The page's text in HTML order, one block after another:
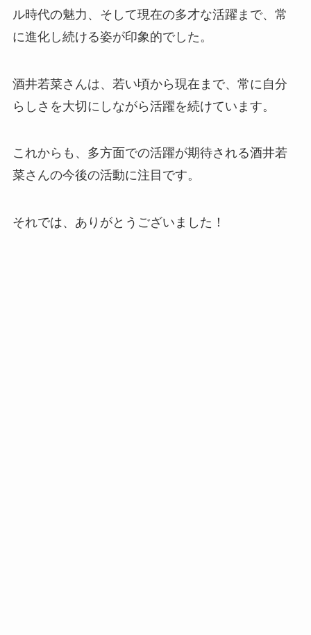
ル時代の魅力、そして現在の多才な活躍まで、常
に進化し続ける姿が印象的でした。
酒井若菜さんは、若い頃から現在まで、常に自分
らしさを大切にしながら活躍を続けています。
これからも、多方面での活躍が期待される酒井若
菜さんの今後の活動に注目です。
それでは、ありがとうございました！